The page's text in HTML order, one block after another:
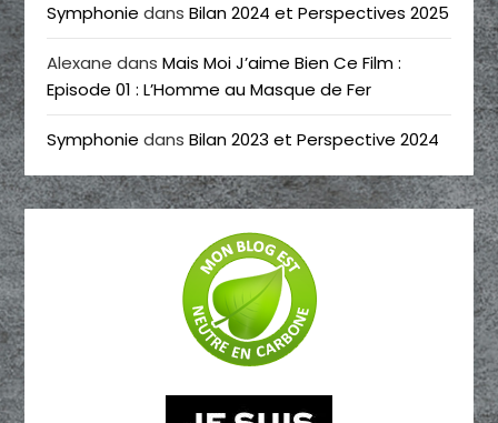
Symphonie dansBilan 2024 et Perspectives 2025
Alexane dansMais Moi J’aime Bien Ce Film :
Episode 01 : L’Homme au Masque de Fer
Symphonie dansBilan 2023 et Perspective 2024